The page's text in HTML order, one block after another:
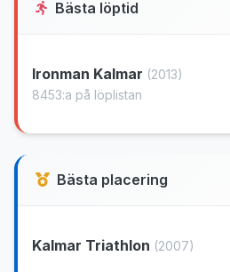
Bästa löptid
Ironman Kalmar (2013)
8453:a på löplistan
Bästa placering
Kalmar Triathlon (2007)